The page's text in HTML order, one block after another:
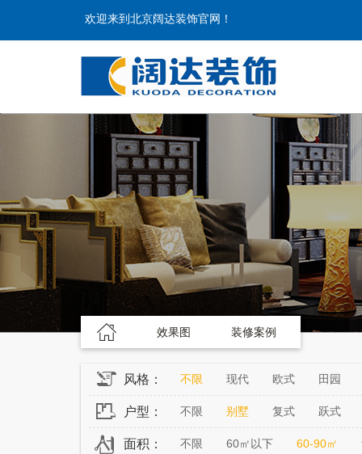
欢迎来到北京阔达装饰官网！
效果图 装修案例
风格： 不限 现代 欧式 田园
户型： 不限 别墅 复式 跃式
面积： 不限 60㎡以下 60-90㎡